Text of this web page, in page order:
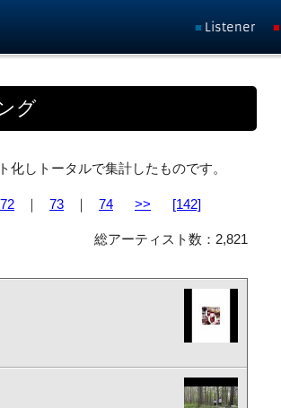
Listener
グ
化しトータルで集計したものです。
72 ｜ 73 ｜ 74 >> [142]
総アーティスト数：2,821